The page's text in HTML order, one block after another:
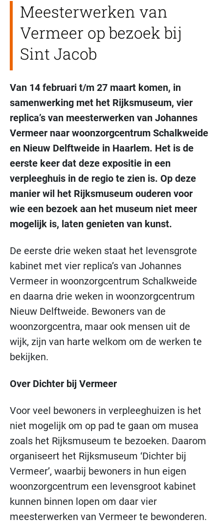
Meesterwerken van
Vermeer op bezoek bij
Sint Jacob
Van 14 februari t/m 27 maart komen, in
samenwerking met het Rijksmuseum, vier
replica’s van meesterwerken van Johannes
Vermeer naar woonzorgcentrum Schalkweide
en Nieuw Delftweide in Haarlem. Het is de
eerste keer dat deze expositie in een
verpleeghuis in de regio te zien is. Op deze
manier wil het Rijksmuseum ouderen voor
wie een bezoek aan het museum niet meer
mogelijk is, laten genieten van kunst.
De eerste drie weken staat het levensgrote
kabinet met vier replica’s van Johannes
Vermeer in woonzorgcentrum Schalkweide
en daarna drie weken in woonzorgcentrum
Nieuw Delftweide. Bewoners van de
woonzorgcentra, maar ook mensen uit de
wijk, zijn van harte welkom om de werken te
bekijken.
Over Dichter bij Vermeer
Voor veel bewoners in verpleeghuizen is het
niet mogelijk om op pad te gaan om musea
zoals het Rijksmuseum te bezoeken. Daarom
organiseert het Rijksmuseum ‘Dichter bij
Vermeer’, waarbij bewoners in hun eigen
woonzorgcentrum een levensgroot kabinet
kunnen binnen lopen om daar vier
meesterwerken van Vermeer te bewonderen.